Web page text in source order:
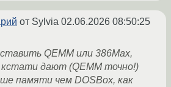
от Sylvia 02.06.2026 08:50:25
QEMM или 386Max,
дают (QEMM точно!)
памяти чем DOSBox, как